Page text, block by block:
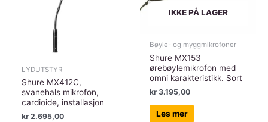
LYDUTSTYR
Shure MX412C,
svanehals mikrofon,
cardioide, installasjon
kr 2.695,00
IKKE PÅ LAGER
Bøyle- og myggmikrofoner
Shure MX153
ørebøylemikrofon med
omni karakteristikk. Sort
kr 3.195,00
Les mer